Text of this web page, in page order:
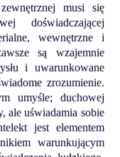
musi się
doświadczającej
wewnętrzne i
są wzajemnie
i uwarunkowane
zrozumienie.
umyśle; duchowej
ale uświadamia sobie
jest elementem
warunkującym